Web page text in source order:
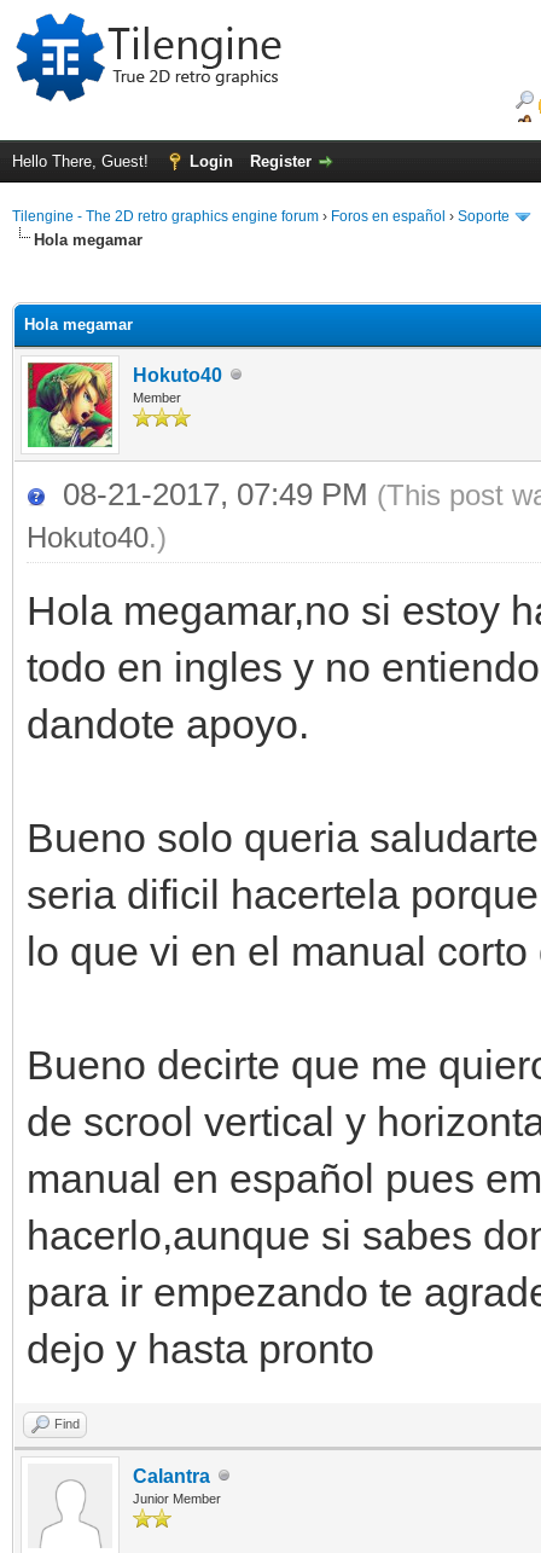
Hello There, Guest! Login Register
Tilengine - The 2D retro graphics engine forum › Foros en español › Soporte
Hola megamar
Hola megamar
Hokuto40
Member
08-21-2017, 07:49 PM (This post
Hokuto40.)
Hola megamar,no si estoy
todo en ingles y no
dandote apoyo.
Bueno solo queria
seria dificil hacertela
lo que vi en el manual
Bueno decirte que me
de scrool vertical y
manual en español pues
hacerlo,aunque si sabes
para ir empezando te
dejo y hasta pronto
Find
Calantra
Junior Member